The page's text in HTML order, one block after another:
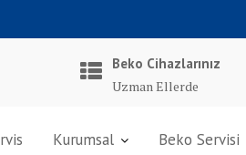
Beko Cihazlarınız
Uzman Ellerde
Kurumsal Beko Servisi